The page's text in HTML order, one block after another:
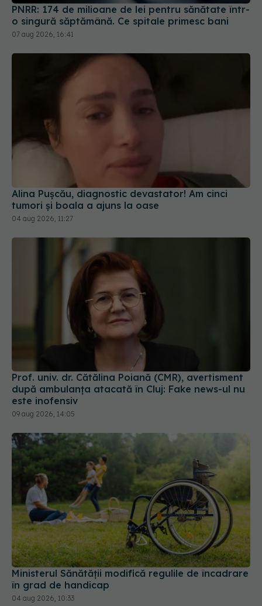
Alina Pușcău, diagnostic devastator! Am cinci
tumori și boala a ajuns la oase
04 aug 2026, 11:27
Prof. univ. dr. Cătălina Poiană (CMR), avertisment
după ambulanța atacată în Cluj: Fake news-ul nu
este inofensiv
Ministerul Sănătății modifică regulile de încadrare
în grad de handicap
04 aug 2026, 10:33